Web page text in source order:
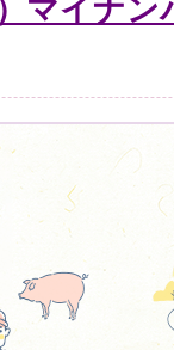
マイナ